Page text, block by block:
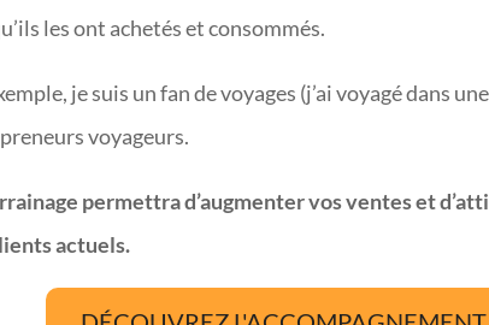
les ont achetés et consommés.
je suis un fan de voyages (j’ai voyagé dans
voyageurs.
permettra d’augmenter vos ventes et
actuels.